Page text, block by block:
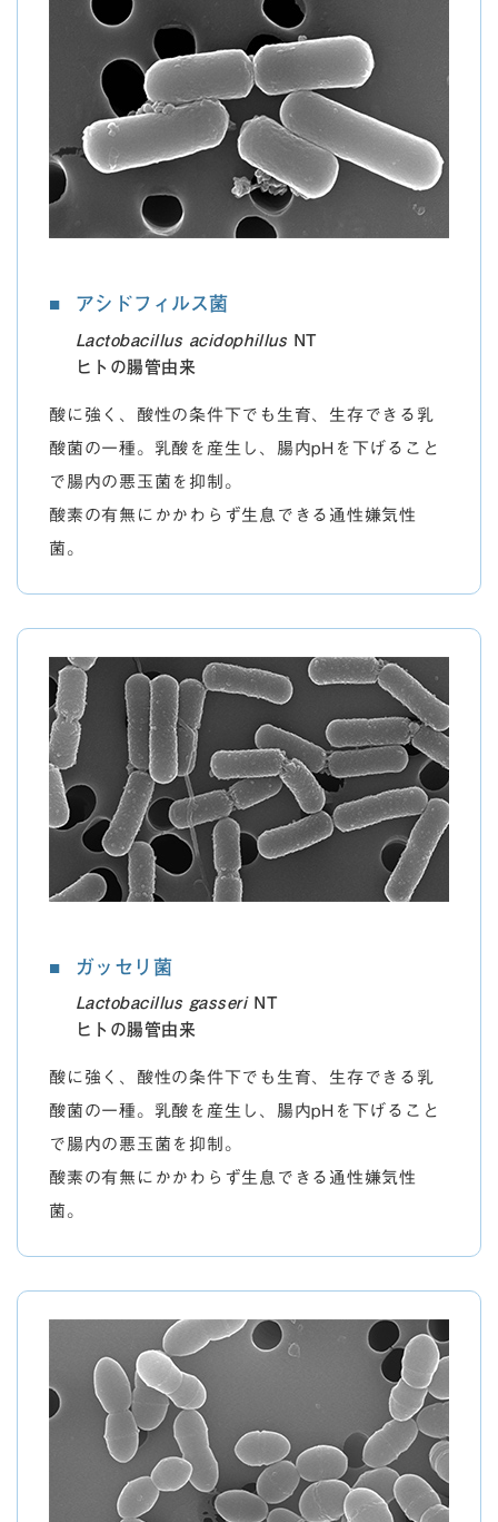
アシドフィルス菌
Lactobacillus acidophillus NT
ヒトの腸管由来
酸に強く、酸性の条件下でも生育、生存できる乳
酸菌の一種。乳酸を産生し、腸内pHを下げること
で腸内の悪玉菌を抑制。
酸素の有無にかかわらず生息できる通性嫌気性
菌。
ガッセリ菌
Lactobacillus gasseriNT
ヒトの腸管由来
酸に強く、酸性の条件下でも生育、生存できる乳
酸菌の一種。乳酸を産生し、腸内pHを下げること
で腸内の悪玉菌を抑制。
酸素の有無にかかわらず生息できる通性嫌気性
菌。